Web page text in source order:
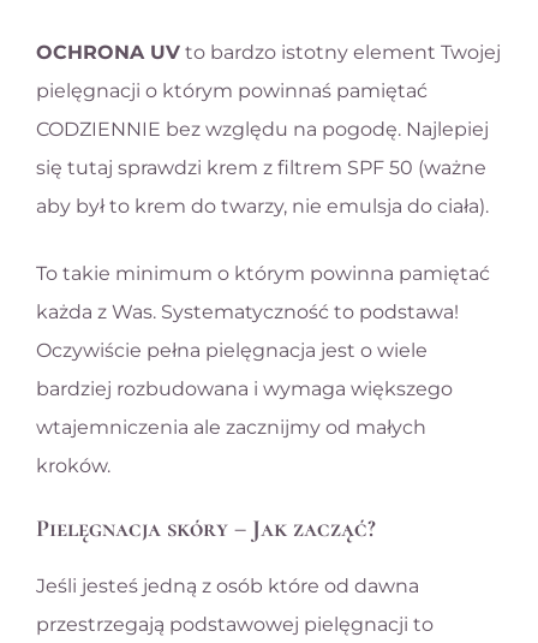
OCHRONA UV to bardzo istotny element Twojej
pielęgnacji o którym powinnaś pamiętać
CODZIENNIE bez względu na pogodę. Najlepiej
się tutaj sprawdzi krem z filtrem SPF 50 (ważne
aby był to krem do twarzy, nie emulsja do ciała).
To takie minimum o którym powinna pamiętać
każda z Was. Systematyczność to podstawa!
Oczywiście pełna pielęgnacja jest o wiele
bardziej rozbudowana i wymaga większego
wtajemniczenia ale zacznijmy od małych
kroków.
Pielęgnacja skóry – Jak zacząć?
Jeśli jesteś jedną z osób które od dawna
przestrzegają podstawowej pielęgnacji to